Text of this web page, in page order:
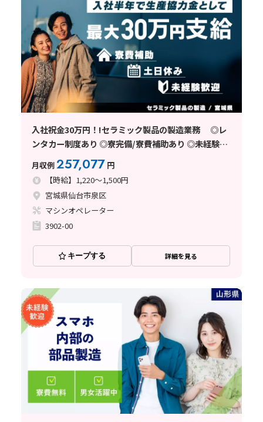
入社祝金30万円！!セラミック製品の製造業務 ◎レ
ンタカー制度あり ◎寮完備/寮費補助あり ◎未経験歓
迎 《宮城県仙台市》
月収例257,077 円
【時給】1,220～1,500円
宮城県仙台市泉区
マシンオペレーター
3902-00
キープする 詳細を見る